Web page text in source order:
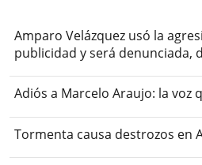
Amparo Velázquez usó la
publicidad y será denunciada,
Adiós a Marcelo Araujo: la voz
Tormenta causa destrozos en